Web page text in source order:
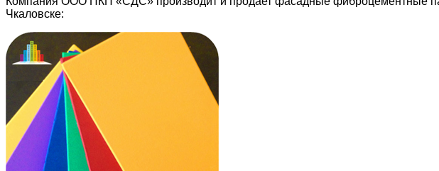
Чкаловске: